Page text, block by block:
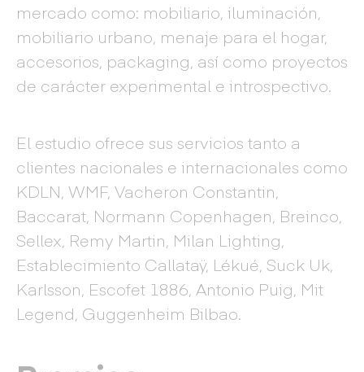
mercado como: mobiliario, iluminación,
mobiliario urbano, menaje para el hogar,
accesorios, packaging, así como proyectos
de carácter experimental e introspectivo.
El estudio ofrece sus servicios tanto a
clientes nacionales e internacionales como
KDLN, WMF, Vacheron Constantin,
Baccarat, Normann Copenhagen, Breinco,
Sellex, Remy Martin, Milan Lighting,
Establecimiento Callataÿ, Lékué, Suck Uk,
Karlsson, Escofet 1886, Antonio Puig, Mit
Legend, Guggenheim Bilbao.